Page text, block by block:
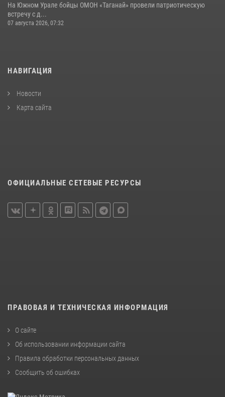
На Южном Урале бойцы ОМОН «Таганай» провели патриотическую
встречу с д...
07 августа 2026, 07:32
НАВИГАЦИЯ
Новости
Карта сайта
ОФИЦИАЛЬНЫЕ СЕТЕВЫЕ РЕСУРСЫ
ПРАВОВАЯ И ТЕХНИЧЕСКАЯ ИНФОРМАЦИЯ
О сайте
Об использовании информации сайта
Правила обработки персональных данных
Сообщить об ошибках